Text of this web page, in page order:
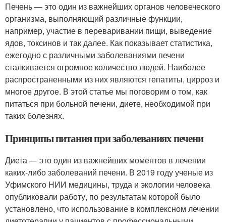
Печень — это один из важнейших органов человеческого
организма, выполняющий различные функции,
например, участие в переваривании пищи, выведение
ядов, токсинов и так далее. Как показывает статистика,
ежегодно с различными заболеваниями печени
сталкивается огромное количество людей. Наиболее
распространенными из них являются гепатиты, цирроз и
многое другое. В этой статье мы поговорим о том, как
питаться при больной печени, диете, необходимой при
таких болезнях.
Принципы питания при заболеваниях печени
Диета — это один из важнейших моментов в лечении
каких-либо заболеваний печени. В 2019 году ученые из
Уфимского НИИ медицины, труда и экологии человека
опубликовали работу, по результатам которой было
установлено, что использование в комплексном лечении